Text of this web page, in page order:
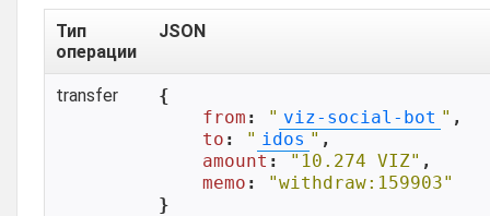
Тип
операции
JSON
transfer
{
from : " viz-social-bot " ,
to : " idos " ,
amount : "10.274 VIZ" ,
memo :
"withdraw:159903"
}